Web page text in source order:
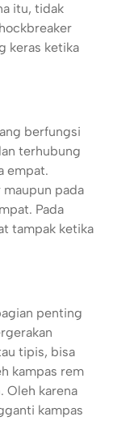
itu, tidak
keras ketika
berfungsi
terhubung
empat.
pada
Pada
tampak ketika
penting
tipis, bisa
kampas rem
Oleh karena
kampas